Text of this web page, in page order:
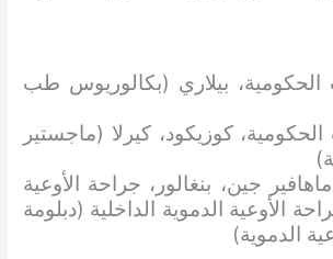
الحكومية، بيلاري (بكالوريوس طب
كوزيكود، كيرلا (ماجستير
جين، بنغالور، جراحة الأوعية
الأوعية الدموية الداخلية (دبلومة
الدموية)